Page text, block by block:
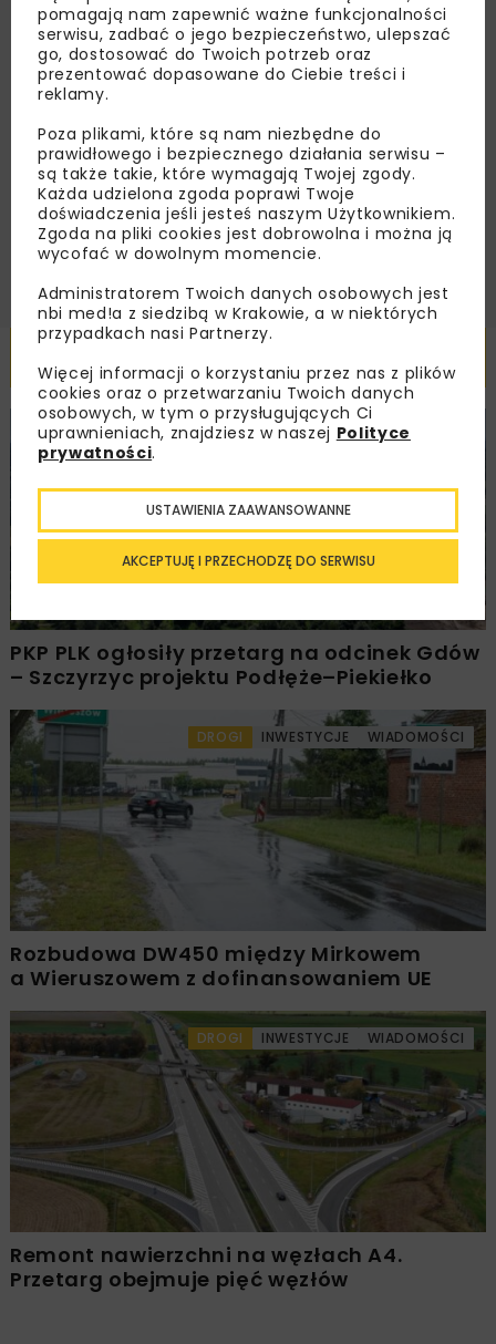
dedykowane akcje specjalne.
Regulaminemoraz wyrażam zgodę na otrzymywanie na
podany przeze mnie adres e-mail korespondencji
handlowej w postaci newslettera.
ZAPISZ MNIE
KOLEJ WIADOMOŚCI INWESTYCJE
PKP PLK ogłosiły przetarg na odcinek Gdów
– Szczyrzyc projektu Podłęże–Piekiełko
DROGI INWESTYCJE WIADOMOŚCI
Rozbudowa DW450 między Mirkowem
a Wieruszowem z dofinansowaniem UE
DROGI INWESTYCJE WIADOMOŚCI
Remont nawierzchni na węzłach A4.
Przetarg obejmuje pięć węzłów
pomagają nam zapewnić ważne funkcjonalności
serwisu, zadbać o jego bezpieczeństwo, ulepszać
go, dostosować do Twoich potrzeb oraz
prezentować dopasowane do Ciebie treści i
reklamy.
Poza plikami, które są nam niezbędne do
prawidłowego i bezpiecznego działania serwisu –
są także takie, które wymagają Twojej zgody.
Każda udzielona zgoda poprawi Twoje
doświadczenia jeśli jesteś naszym Użytkownikiem.
Zgoda na pliki cookies jest dobrowolna i można ją
wycofać w dowolnym momencie.
Administratorem Twoich danych osobowych jest
nbi med!a z siedzibą w Krakowie, a w niektórych
przypadkach nasi Partnerzy.
Więcej informacji o korzystaniu przez nas z plików
cookies oraz o przetwarzaniu Twoich danych
osobowych, w tym o przysługujących Ci
uprawnieniach, znajdziesz w naszej Polityce
prywatności.
AKCEPTUJĘ I PRZECHODZĘ DO SERWISU
USTAWIENIA ZAAWANSOWANNE